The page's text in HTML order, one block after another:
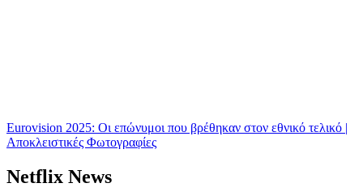
Eurovision 2025: Οι επώνυμοι που βρέθηκαν στον εθνικό τελικό |
Αποκλειστικές Φωτογραφίες
Netflix News